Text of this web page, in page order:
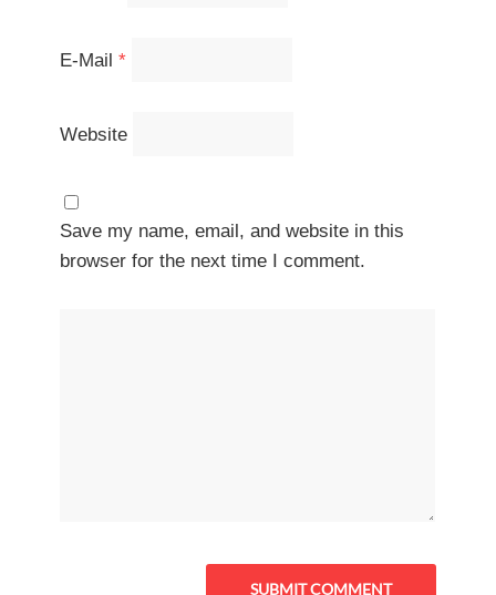
E-Mail *
Website
Save my name, email, and website in this
browser for the next time I comment.